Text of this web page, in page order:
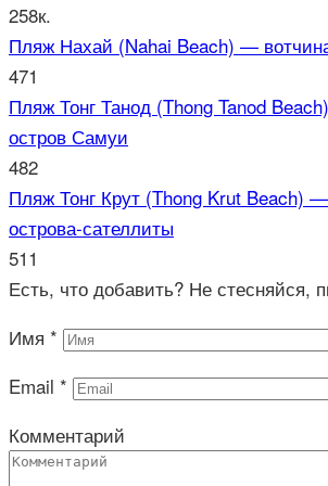
258к.
Пляж Нахай (Nahai Beach) —
471
Пляж Тонг Танод (Thong Tanod
остров Самуи
482
Пляж Тонг Крут (Thong Krut Beach)
острова-сателлиты
511
Есть, что добавить? Не стесняйся,
Имя *
Email *
Комментарий